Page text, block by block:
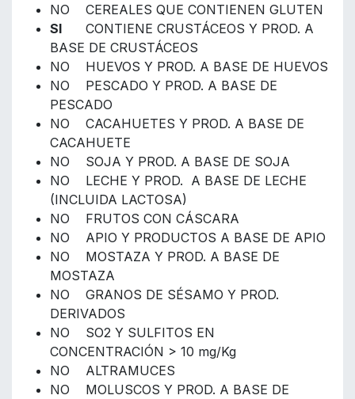
NO CEREALES QUE CONTIENEN GLUTEN
SI CONTIENE CRUSTÁCEOS Y PROD. A
BASE DE CRUSTÁCEOS
NO HUEVOS Y PROD. A BASE DE HUEVOS
NO PESCADO Y PROD. A BASE DE
PESCADO
NO CACAHUETES Y PROD. A BASE DE
CACAHUETE
NO SOJA Y PROD. A BASE DE SOJA
NO LECHE Y PROD. A BASE DE LECHE
(INCLUIDA LACTOSA)
NO FRUTOS CON CÁSCARA
NO APIO Y PRODUCTOS A BASE DE APIO
NO MOSTAZA Y PROD. A BASE DE
MOSTAZA
NO GRANOS DE SÉSAMO Y PROD.
DERIVADOS
NO SO2 Y SULFITOS EN
CONCENTRACIÓN > 10 mg/Kg
NO ALTRAMUCES
NO MOLUSCOS Y PROD. A BASE DE